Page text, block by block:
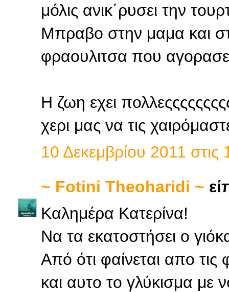
μόλις ανικ΄ρυσει την
Μπραβο στην μαμα και
φραουλιτσα που αγορασε
Η ζωη εχει
χερι μας να τις
10 Δεκεμβρίου 2011 στις
~ Fotini Theoharidi ~
Καλημέρα Κατερίνα!
Να τα εκατοστήσει ο
Από ότι φαίνεται απο
και αυτο το γλύκισμα με